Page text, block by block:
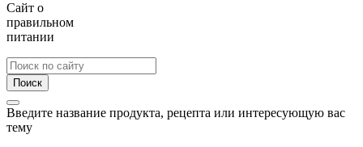
Сайт о
правильном
питании
Поиск
Введите название продукта, рецепта или интересующую вас
тему